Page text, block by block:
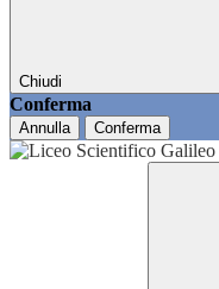
Chiudi
Conferma
Annulla Conferma